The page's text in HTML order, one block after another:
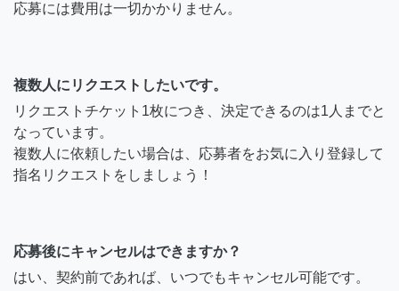
応募には費用は一切かかりません。
複数人にリクエストしたいです。
リクエストチケット1枚につき、決定できるのは1人までと
なっています。
複数人に依頼したい場合は、応募者をお気に入り登録して
指名リクエストをしましょう！
応募後にキャンセルはできますか？
はい、契約前であれば、いつでもキャンセル可能です。